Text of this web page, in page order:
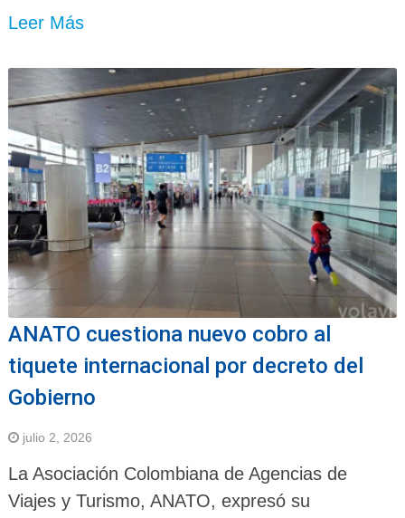
Leer Más
ANATO cuestiona nuevo cobro al
tiquete internacional por decreto del
Gobierno
julio 2, 2026
La Asociación Colombiana de Agencias de
Viajes y Turismo, ANATO, expresó su